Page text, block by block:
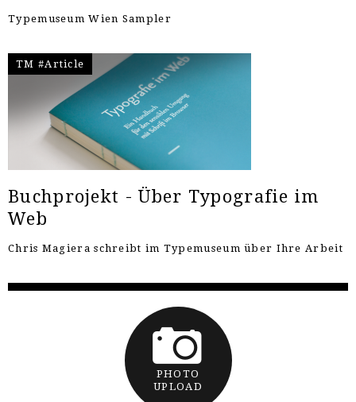
Typemuseum Wien Sampler
TM #Article
Buchprojekt - Über Typografie im
Web
Chris Magiera schreibt im Typemuseum über Ihre Arbeit
PHOTO
UPLOAD